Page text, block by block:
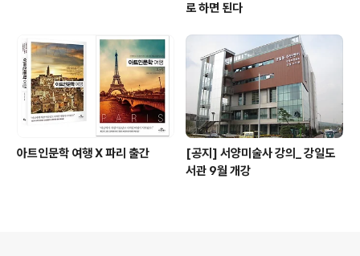
로 하면 된다
아트인문학 여행 X 파리 출간
[공지] 서양미술사 강의_ 강일도
서관 9월 개강